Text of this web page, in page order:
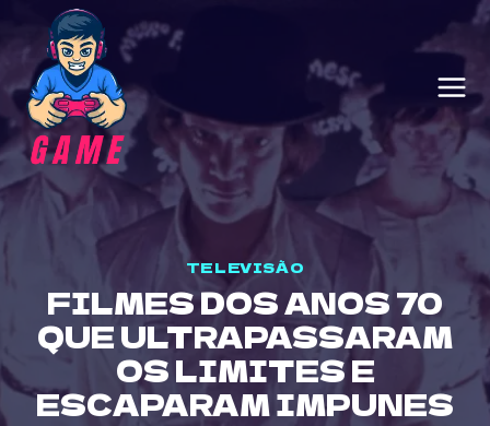
content
TELEVISÃO
FILMES DOS ANOS 70
QUE ULTRAPASSARAM
OS LIMITES E
ESCAPARAM IMPUNES